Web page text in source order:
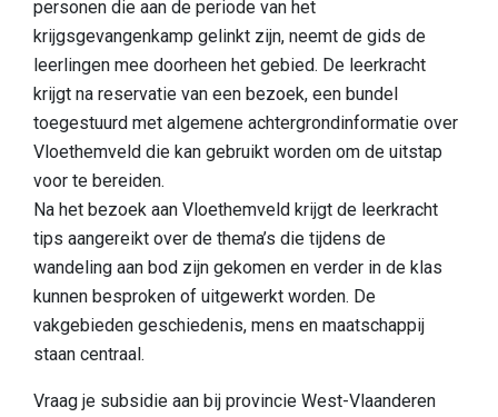
personen die aan de periode van het
krijgsgevangenkamp gelinkt zijn, neemt de gids de
leerlingen mee doorheen het gebied. De leerkracht
krijgt na reservatie van een bezoek, een bundel
toegestuurd met algemene achtergrondinformatie over
Vloethemveld die kan gebruikt worden om de uitstap
voor te bereiden.
Na het bezoek aan Vloethemveld krijgt de leerkracht
tips aangereikt over de thema’s die tijdens de
wandeling aan bod zijn gekomen en verder in de klas
kunnen besproken of uitgewerkt worden. De
vakgebieden geschiedenis, mens en maatschappij
staan centraal.
Vraag je subsidie aan bij provincie West-Vlaanderen